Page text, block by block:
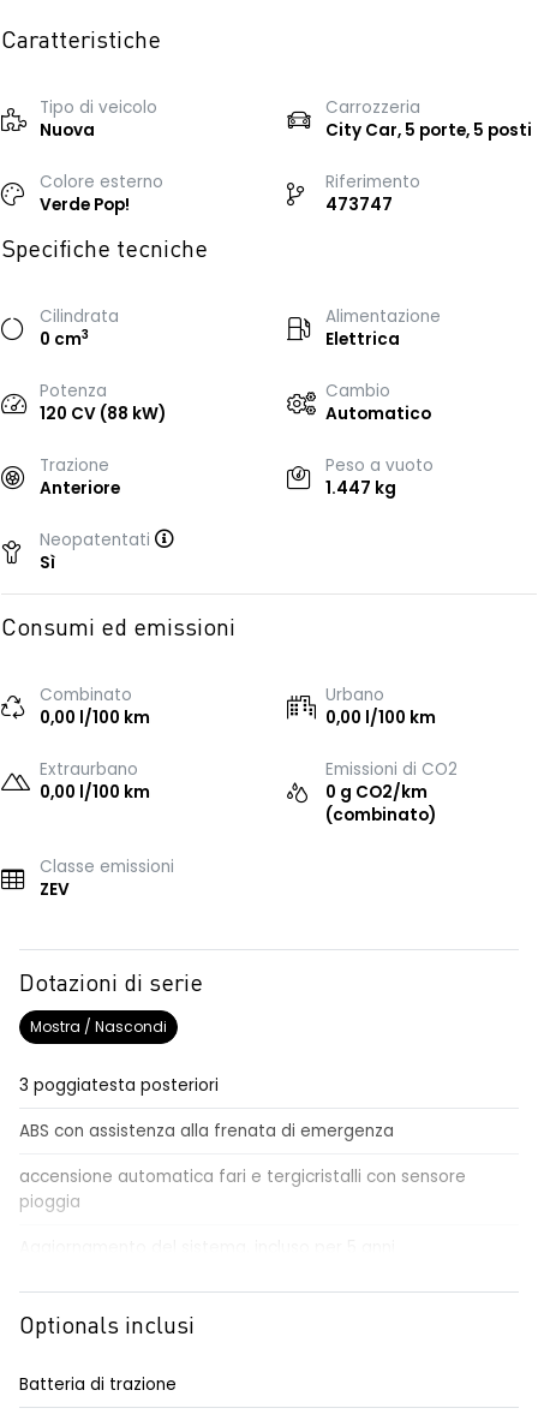
Caratteristiche
Tipo di veicolo
Nuova
Carrozzeria
City Car, 5 porte, 5 posti
Colore esterno
Verde Pop!
Riferimento
473747
Specifiche tecniche
Cilindrata
0 cm3
Alimentazione
Elettrica
Potenza
120 CV (88 kW)
Cambio
Automatico
Trazione
Anteriore
Peso a vuoto
1.447 kg
Neopatentati
Sì
Consumi ed emissioni
Combinato
0,00 l/100 km
Urbano
0,00 l/100 km
Extraurbano
0,00 l/100 km
Emissioni di CO2
0 g CO2/km
(combinato)
Classe emissioni
ZEV
Dotazioni di serie
Mostra / Nascondi
3 poggiatesta posteriori
ABS con assistenza alla frenata di emergenza
accensione automatica fari e tergicristalli con sensore
pioggia
airbag frontali conducente e passeggero
alert sonoro per i pedoni
alzacristalli anteriori elettrici impulsionali
Optionals inclusi
Batteria di trazione